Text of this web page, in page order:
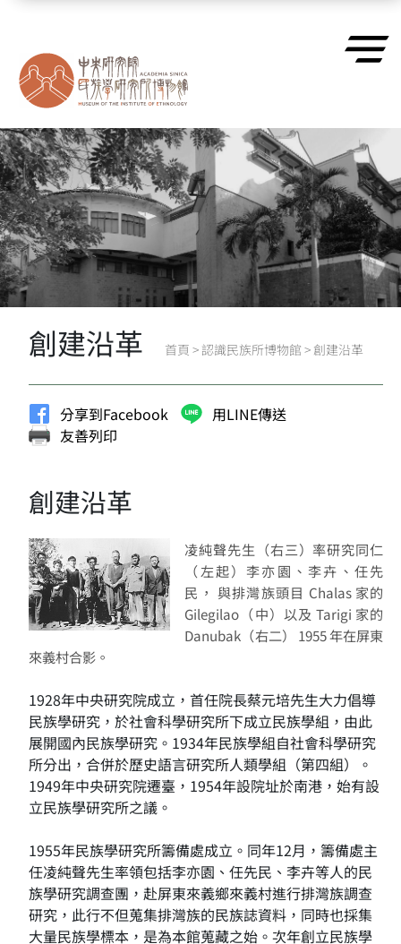
創建沿革 首頁 > 認識民族所博物館 > 創建沿革
分享到Facebook
用LINE傳送
友善列印
創建沿革
凌純聲先生（右三）率研究同仁
（左起）李亦園、李卉、任先
民， 與排灣族頭目 Chalas 家的
Gilegilao（中）以及 Tarigi 家的
Danubak（右二） 1955 年在屏東
來義村合影。
1928年中央研究院成立，首任院長蔡元培先生大力倡導
民族學研究，於社會科學研究所下成立民族學組，由此
展開國內民族學研究。1934年民族學組自社會科學研究
所分出，合併於歷史語言研究所人類學組（第四組）。
1949年中央研究院遷臺，1954年設院址於南港，始有設
立民族學研究所之議。
1955年民族學研究所籌備處成立。同年12月，籌備處主
任凌純聲先生率領包括李亦園、任先民、李卉等人的民
族學研究調查團，赴屏東來義鄉來義村進行排灣族調查
研究，此行不但蒐集排灣族的民族誌資料，同時也採集
大量民族學標本，是為本館蒐藏之始。次年創立民族學